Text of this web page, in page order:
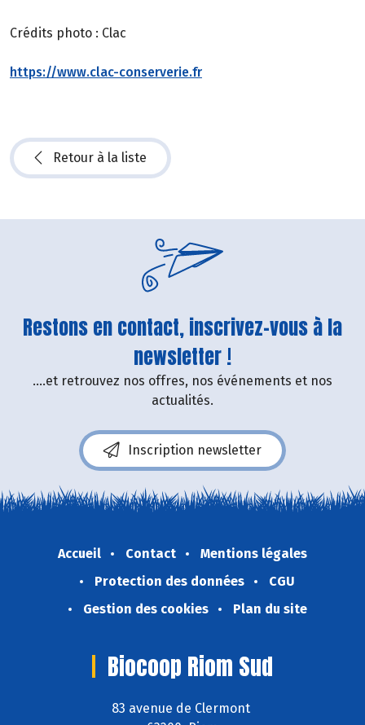
Crédits photo : Clac
https://www.clac-conserverie.fr
Retour à la liste
Restons en contact, inscrivez-vous à la
newsletter !
....et retrouvez nos offres, nos événements et nos
actualités.
Inscription newsletter
Accueil Contact
Mentions légales
Protection des données
CGU
Gestion des cookies
Plan du site
Biocoop Riom Sud
83 avenue de Clermont